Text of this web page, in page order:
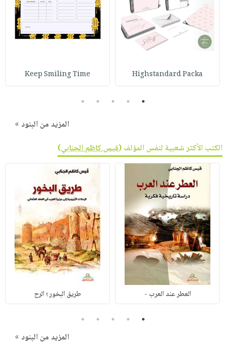
Highstandard Packa
Keep Smiling Time
1
2
3
4
5
المزيد من البنود »
الكتب الأكثر شعبية لنفس المؤلف (قيس كاظم الجنابي)
العطر عند العرب - طريق البخور ؛ الرح
1
2
3
4
5
المزيد من البنود »